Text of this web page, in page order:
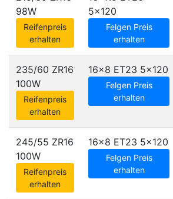
98W
Reifenpreis
erhalten
5x120
Felgen Preis
erhalten
235/60 ZR16
100W
Reifenpreis
erhalten
16x8 ET23 5x120
Felgen Preis
erhalten
245/55 ZR16
100W
Reifenpreis
erhalten
16x8 ET23 5x120
Felgen Preis
erhalten